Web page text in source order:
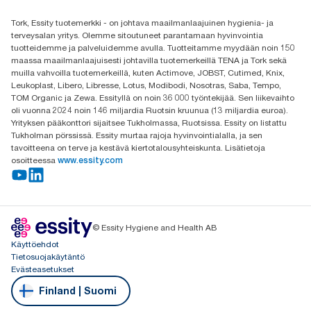
Oy Essity Finland Ab
Revontulenkuja 1
02100 Espoo
Tork, Essity tuotemerkki - on johtava maailmanlaajuinen hygienia- ja
terveysalan yritys. Olemme sitoutuneet parantamaan hyvinvointia
tuotteidemme ja palveluidemme avulla. Tuotteitamme myydään noin 150
maassa maailmanlaajuisesti johtavilla tuotemerkeillä TENA ja Tork sekä
muilla vahvoilla tuotemerkeillä, kuten Actimove, JOBST, Cutimed, Knix,
Leukoplast, Libero, Libresse, Lotus, Modibodi, Nosotras, Saba, Tempo,
TOM Organic ja Zewa. Essityllä on noin 36 000 työntekijää. Sen liikevaihto
oli vuonna 2024 noin 146 miljardia Ruotsin kruunua (13 miljardia euroa).
Yrityksen pääkonttori sijaitsee Tukholmassa, Ruotsissa. Essity on listattu
Tukholman pörssissä. Essity murtaa rajoja hyvinvointialalla, ja sen
tavoitteena on terve ja kestävä kiertotalousyhteiskunta. Lisätietoja
osoitteessa www.essity.com
© Essity Hygiene and Health AB
Käyttöehdot
Tietosuojakäytäntö
Evästeasetukset
Finland | Suomi